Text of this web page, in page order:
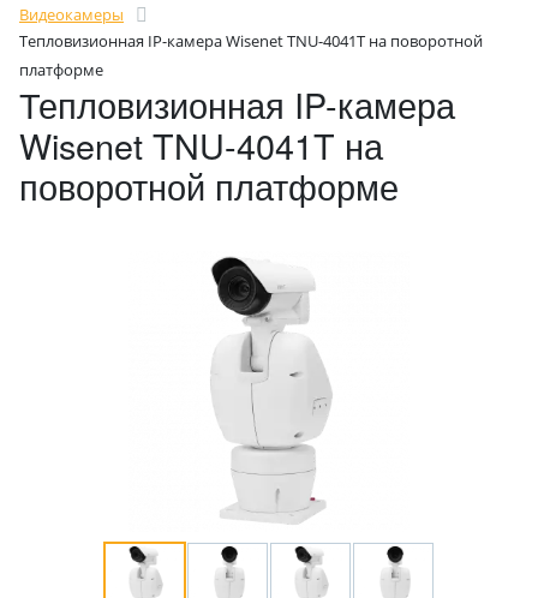
Видеокамеры
Тепловизионная IP-камера Wisenet TNU-4041T на поворотной
платформе
Тепловизионная IP-камера
Wisenet TNU-4041T на
поворотной платформе